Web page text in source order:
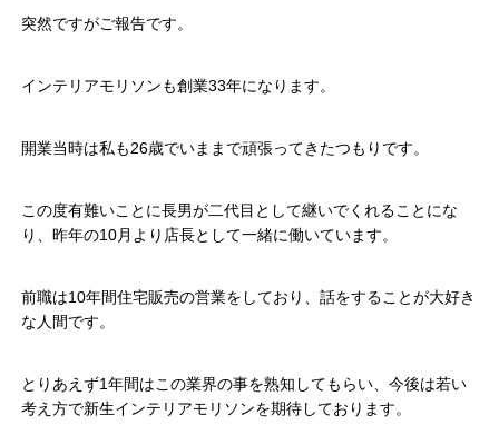
突然ですがご報告です。
インテリアモリソンも創業33年になります。
開業当時は私も26歳でいままで頑張ってきたつもりです。
この度有難いことに長男が二代目として継いでくれることにな
り、昨年の10月より店長として一緒に働いています。
前職は10年間住宅販売の営業をしており、話をすることが大好き
な人間です。
とりあえず1年間はこの業界の事を熟知してもらい、今後は若い
考え方で新生インテリアモリソンを期待しております。